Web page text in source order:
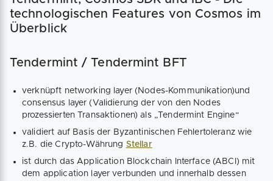
technologischen Features von Cosmos im
Überblick
Tendermint / Tendermint BFT
verknüpft networking layer (Nodes-Kommunikation)und
consensus layer (Validierung der von den Nodes
prozessierten Transaktionen) als „Tendermint Engine“
validiert auf Basis der Byzantinischen Fehlertoleranz wie
z.B. die Crypto-Währung Stellar
ist durch das Application Blockchain Interface (ABCI) mit
dem application layer verbunden und innerhalb dessen